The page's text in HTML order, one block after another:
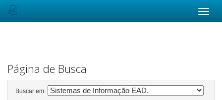
Página de Busca
Buscar em: